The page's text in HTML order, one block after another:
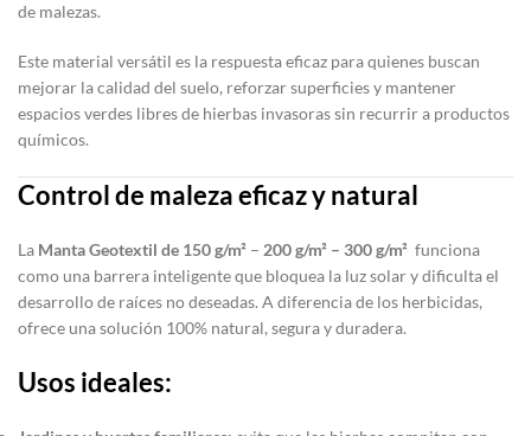
de malezas.
Este material versátil es la respuesta eficaz para quienes buscan
mejorar la calidad del suelo, reforzar superficies y mantener
espacios verdes libres de hierbas invasoras sin recurrir a productos
químicos.
Control de maleza eficaz y natural
La Manta Geotextil de 150 g/m² – 200 g/m² – 300 g/m² funciona
como una barrera inteligente que bloquea la luz solar y dificulta el
desarrollo de raíces no deseadas. A diferencia de los herbicidas,
ofrece una solución 100% natural, segura y duradera.
Usos ideales: